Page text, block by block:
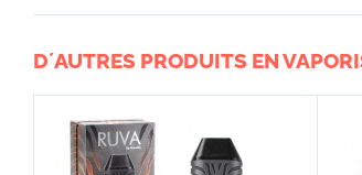
D´AUTRES PRODUITS EN